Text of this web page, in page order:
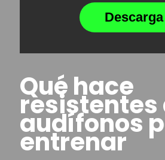
Descarga
Qué hace
resistentes
audífonos
entrenar